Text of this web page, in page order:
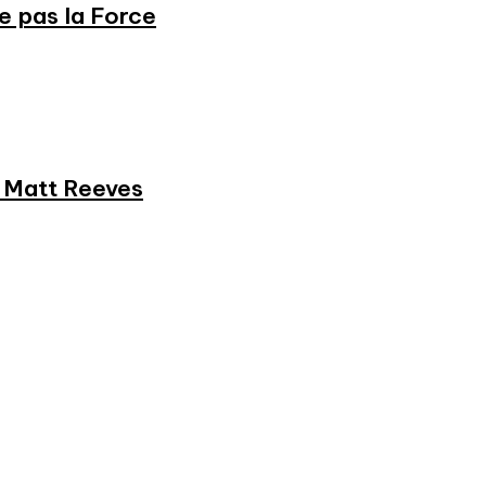
pas la Force
Reeves